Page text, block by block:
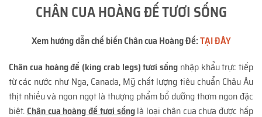
CHÂN CUA HOÀNG ĐẾ TƯƠI SỐNG
Xem hướng dẫn chế biến Chân cua Hoàng Đế:TẠI ĐÂY
Chân cua hoàng đế (king crab legs) tươi sống nhập khẩu trực tiếp
từ các nước như Nga, Canada, Mỹ chất lượng tiêu chuẩn Châu Âu
thịt nhiều và ngon ngọt là thượng phẩm bổ dưỡng thơm ngon đặc
biệt.Chân cua hoàng đế tươi sốnglà loại chân cua chưa được hấp